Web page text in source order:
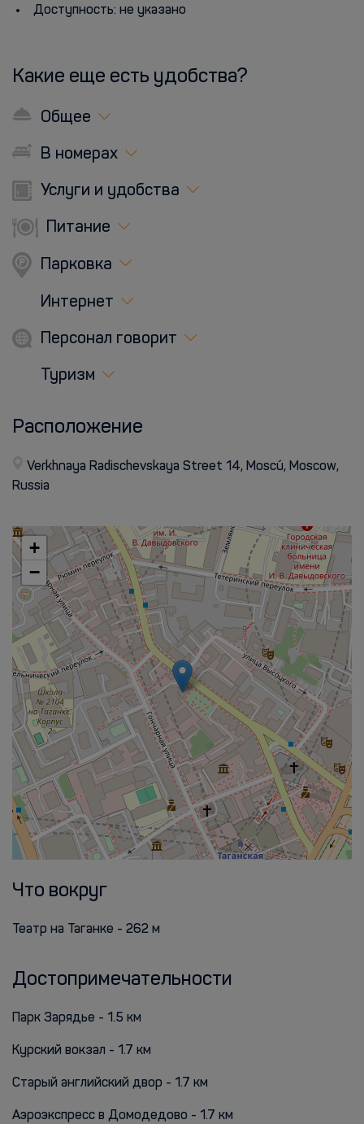
Доступность: не указано
Какие еще есть удобства?
Общее
В номерах
Услуги и удобства
Питание
Парковка
Интернет
Персонал говорит
Туризм
Расположение
Verkhnaya Radischevskaya Street 14, Moscú, Moscow,
Russia
+
−
Что вокруг
Театр на Таганке - 262 м
Достопримечательности
Парк Зарядье - 1.5 км
Курский вокзал - 1.7 км
Старый английский двор - 1.7 км
Аэроэкспресс в Домодедово - 1.7 км